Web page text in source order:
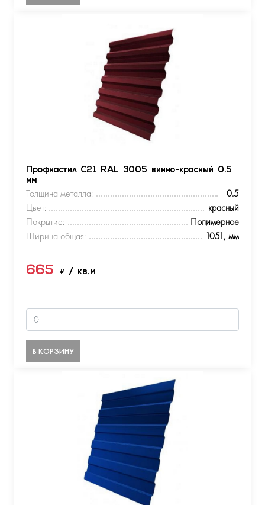
Профнастил С21 RAL 3005 винно-красный 0.5
мм
Толщина металла:
0.5
Цвет:
красный
Покрытие:
Полимерное
Ширина общая:
1051, мм
665 ₽ / кв.м
В КОРЗИНУ